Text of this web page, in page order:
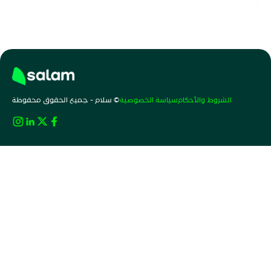
© سلام - جميع الحقوق محفوظةسياسة الخصوصيةالشروط والأحكام